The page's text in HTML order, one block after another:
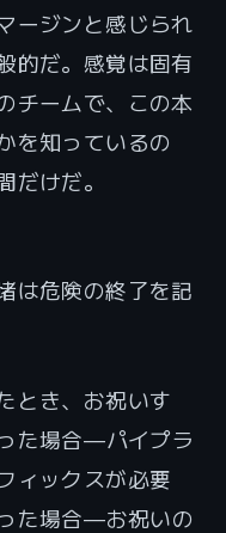
ージンと感じられ
的だ。感覚は固有
チームで、この本
を知っているの
だけだ。
は危険の終了を記
とき、お祝いす
た場合——パイプラ
ィックスが必要
た場合——お祝いの